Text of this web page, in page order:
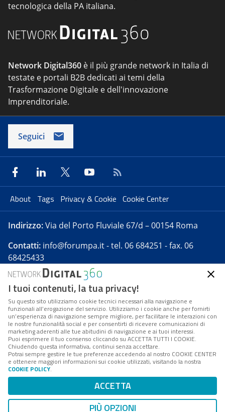
tecnologica della PA italiana.
Network Digital360 è il più grande network in Italia di
testate e portali B2B dedicati ai temi della
Trasformazione Digitale e dell'innovazione
Imprenditoriale.
Seguici
About Tags Privacy & Cookie Cookie Center
Indirizzo:Via del Porto Fluviale 67/d – 00154 Roma
Contatti: info@forumpa.it- tel. 06 684251 - fax. 06
68425433
Forumpa.itè una pubblicazione telematica iscritta
presso Registro della stampa del Tribunale di Roma -
Reg. n. 182 del 2 maggio 2008 - Direttore resp. Michela
Stentella
FPA s.r.l. è società soggetta a Direzione e
Coordinamento da parte di Digital360 S.p.A. - FPA s.r.l.
è un'azienda certificata per il sistema di management
Codice Fiscale/Partita IVA n. 10693191008 - R.E.A. Roma
n. 1249791. ISP AWS
Mappa del sito
I tuoi contenuti, la tua privacy!
Su questo sito utilizziamo cookie tecnici necessari alla navigazione e
funzionali all’erogazione del servizio. Utilizziamo i cookie anche per fornirti
un’esperienza di navigazione sempre migliore, per facilitare le interazioni con
le nostre funzionalità social e per consentirti di ricevere comunicazioni di
marketing aderenti alle tue abitudini di navigazione e ai tuoi interessi.
Puoi esprimere il tuo consenso cliccando su ACCETTA TUTTI I COOKIE.
Chiudendo questa informativa, continui senza accettare.
Potrai sempre gestire le tue preferenze accedendo al nostro COOKIE CENTER
e ottenere maggiori informazioni sui cookie utilizzati, visitando la nostra
COOKIE POLICY.
ACCETTA
PIÙ OPZIONI